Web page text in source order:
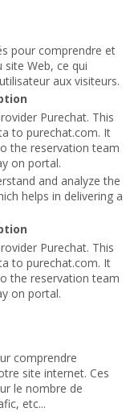
pour comprendre et
site Web, ce qui
aux visiteurs.
Purechat. This
to purechat.com. It
the reservation team
on portal.
and analyze the
helps in delivering a
Purechat. This
to purechat.com. It
the reservation team
on portal.
comprendre
site internet. Ces
le nombre de
etc...